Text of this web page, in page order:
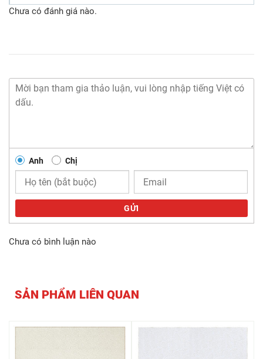
Chưa có đánh giá nào.
Anh Chị
GỬI
Chưa có bình luận nào
SẢN PHẨM LIÊN QUAN